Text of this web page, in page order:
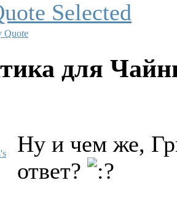
Quote
для
Ну и чем же,
ответ?